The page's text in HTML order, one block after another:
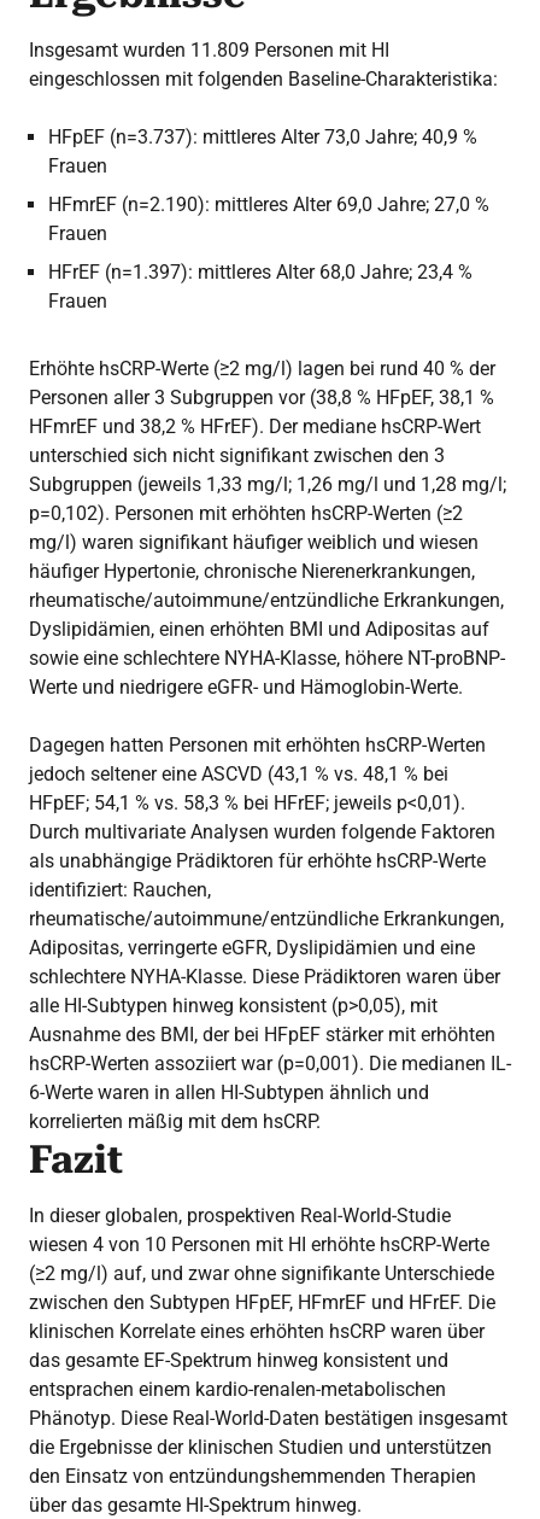
Insgesamt wurden 11.809 Personen mit HI
eingeschlossen mit folgenden Baseline-Charakteristika:
HFpEF (n=3.737): mittleres Alter 73,0 Jahre; 40,9 %
Frauen
HFmrEF (n=2.190): mittleres Alter 69,0 Jahre; 27,0 %
Frauen
HFrEF (n=1.397): mittleres Alter 68,0 Jahre; 23,4 %
Frauen
Erhöhte hsCRP-Werte (≥2 mg/l) lagen bei rund 40 % der
Personen aller 3 Subgruppen vor (38,8 % HFpEF, 38,1 %
HFmrEF und 38,2 % HFrEF). Der mediane hsCRP-Wert
unterschied sich nicht signifikant zwischen den 3
Subgruppen (jeweils 1,33 mg/l; 1,26 mg/l und 1,28 mg/l;
p=0,102). Personen mit erhöhten hsCRP-Werten (≥2
mg/l) waren signifikant häufiger weiblich und wiesen
häufiger Hypertonie, chronische Nierenerkrankungen,
rheumatische/autoimmune/entzündliche Erkrankungen,
Dyslipidämien, einen erhöhten BMI und Adipositas auf
sowie eine schlechtere NYHA-Klasse, höhere NT-proBNP-
Werte und niedrigere eGFR- und Hämoglobin-Werte.
Dagegen hatten Personen mit erhöhten hsCRP-Werten
jedoch seltener eine ASCVD (43,1 % vs. 48,1 % bei
HFpEF; 54,1 % vs. 58,3 % bei HFrEF; jeweils p<0,01).
Durch multivariate Analysen wurden folgende Faktoren
als unabhängige Prädiktoren für erhöhte hsCRP-Werte
identifiziert: Rauchen,
rheumatische/autoimmune/entzündliche Erkrankungen,
Adipositas, verringerte eGFR, Dyslipidämien und eine
schlechtere NYHA-Klasse. Diese Prädiktoren waren über
alle HI-Subtypen hinweg konsistent (p>0,05), mit
Ausnahme des BMI, der bei HFpEF stärker mit erhöhten
hsCRP-Werten assoziiert war (p=0,001). Die medianen IL-
6-Werte waren in allen HI-Subtypen ähnlich und
korrelierten mäßig mit dem hsCRP.
Fazit
In dieser globalen, prospektiven Real-World-Studie
wiesen 4 von 10 Personen mit HI erhöhte hsCRP-Werte
(≥2 mg/l) auf, und zwar ohne signifikante Unterschiede
zwischen den Subtypen HFpEF, HFmrEF und HFrEF. Die
klinischen Korrelate eines erhöhten hsCRP waren über
das gesamte EF-Spektrum hinweg konsistent und
entsprachen einem kardio-renalen-metabolischen
Phänotyp. Diese Real-World-Daten bestätigen insgesamt
die Ergebnisse der klinischen Studien und unterstützen
den Einsatz von entzündungshemmenden Therapien
über das gesamte HI-Spektrum hinweg.